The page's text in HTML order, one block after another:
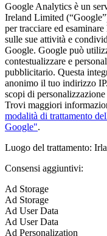
Google Analytics è un
Ireland Limited
per tracciare ed
sulle sue attività e
Google. Google può
contestualizzare e
pubblicitario. Questa
anonimo il tuo indirizzo
scopi di
Trovi maggiori
modalità di trattamento
Google".
Luogo del trattamento:
Consensi aggiuntivi:
Ad Storage
Ad Storage
Ad User Data
Ad User Data
Ad Personalization